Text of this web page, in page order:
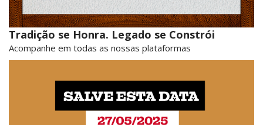
Tradição se Honra. Legado se Constrói
Acompanhe em todas as nossas plataformas